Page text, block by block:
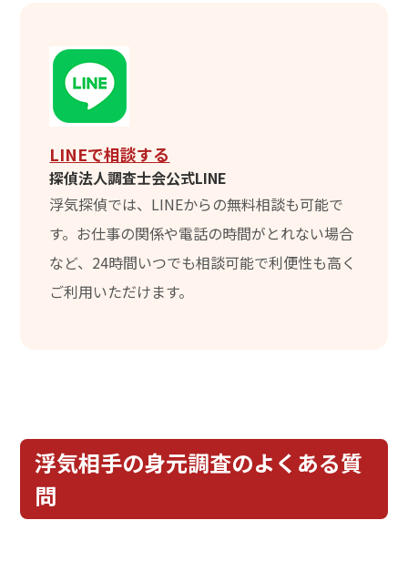
LINEで相談する
探偵法人調査士会公式LINE
浮気探偵では、LINEからの無料相談も可能で
す。お仕事の関係や電話の時間がとれない場合
など、24時間いつでも相談可能で利便性も高く
ご利用いただけます。
浮気相手の身元調査のよくある質
問